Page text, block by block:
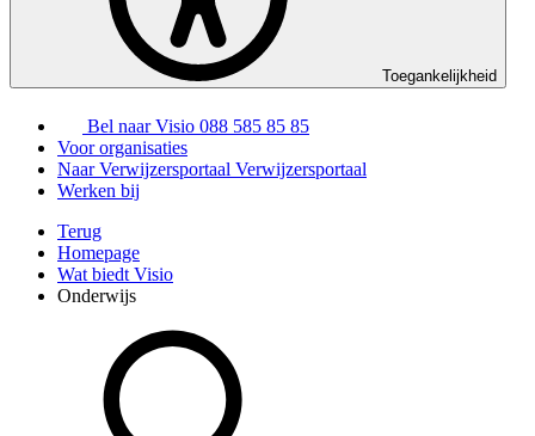
Toegankelijkheid
Bel naar Visio 088 585 85 85
Voor organisaties
Naar Verwijzersportaal Verwijzersportaal
Werken bij
Terug
Homepage
Wat biedt Visio
Onderwijs